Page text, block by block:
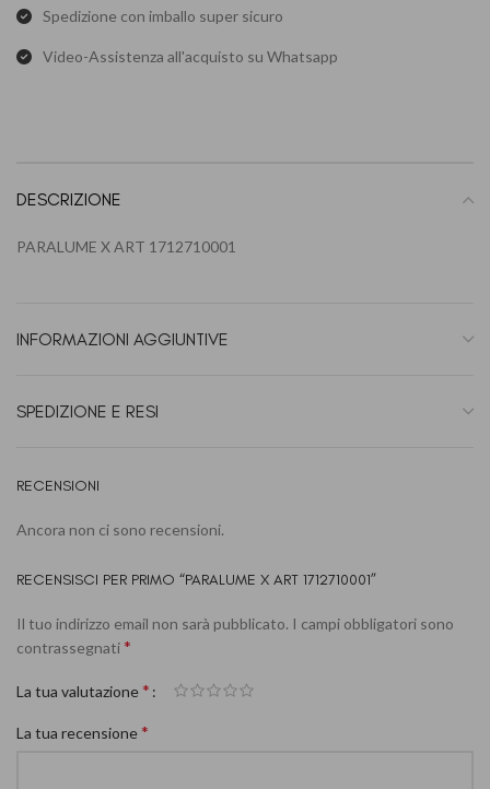
Spedizione con imballo super sicuro
Video-Assistenza all'acquisto su Whatsapp
DESCRIZIONE
PARALUME X ART 1712710001
INFORMAZIONI AGGIUNTIVE
SPEDIZIONE E RESI
RECENSIONI
Ancora non ci sono recensioni.
RECENSISCI PER PRIMO “PARALUME X ART 1712710001”
Il tuo indirizzo email non sarà pubblicato. I campi obbligatori sono
contrassegnati*
La tua valutazione*
La tua recensione*